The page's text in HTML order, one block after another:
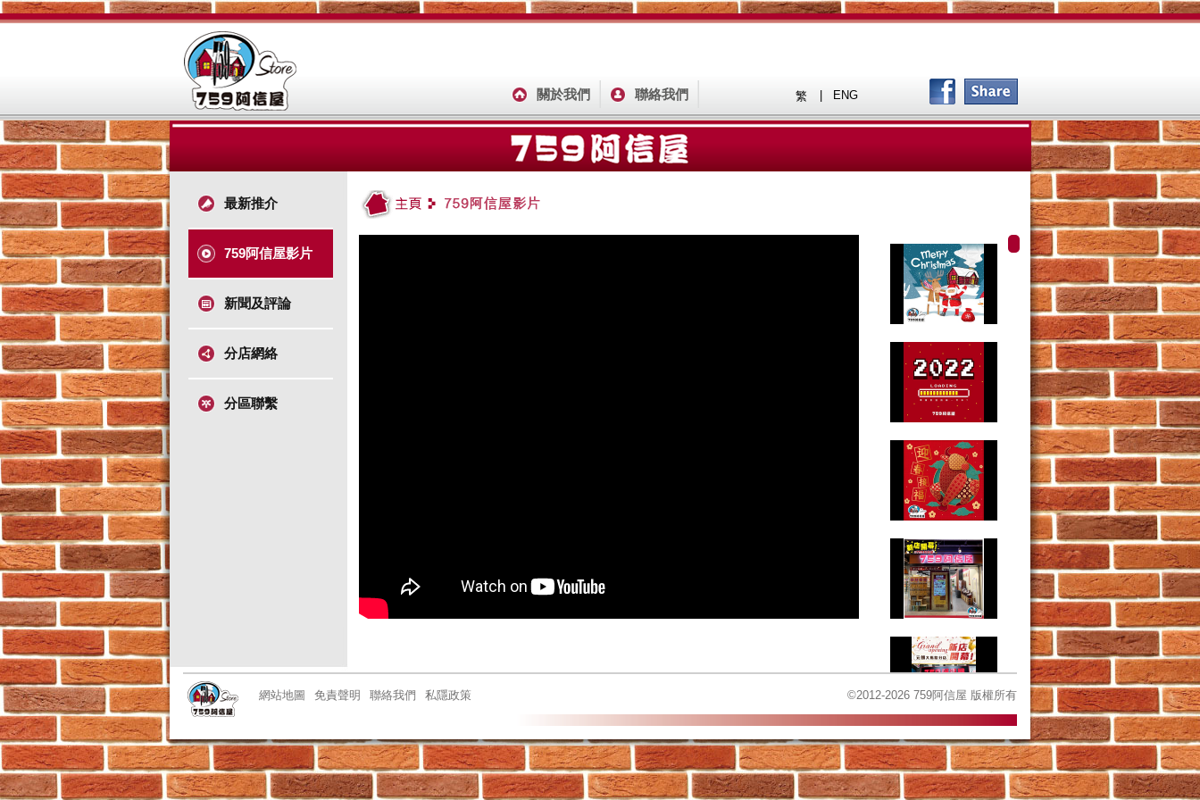
繁 ENG
關於我們 聯絡我們
最新推介
759阿信屋影片
新聞及評論
分店網絡
分區聯繫
網站地圖 免責聲明 聯絡我們 私隱政策 ©2012-2026 759阿信屋 版權所有